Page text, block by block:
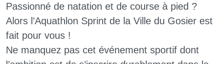
Passionné de natation et de course à pied ?
Alors l’Aquathlon Sprint de la Ville du Gosier est
fait pour vous !
Ne manquez pas cet événement sportif dont